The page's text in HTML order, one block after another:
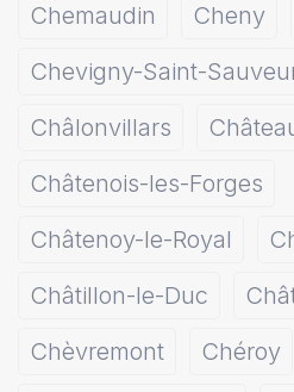
Chemaudin
Cheny
Chevigny-Saint-
Châlonvillars
Châtenois-les-Forges
Châtenoy-le-Royal
Châtillon-le-Duc
Chèvremont
Chéroy